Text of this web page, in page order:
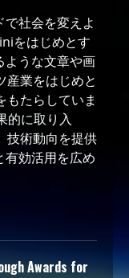
社会を変えよ
をはじめとす
ような文章や画
産業をはじめと
もたらしていま
的に取り入
技術動向を提供
有効活用を広め
Awards for